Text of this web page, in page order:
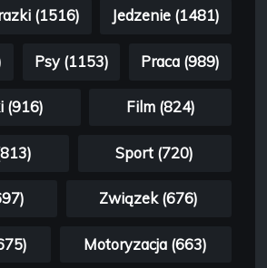
(1516) Jedzenie (1481)
Psy (1153) Praca (989)
(916) Film (824)
Sport (720)
Związek (676)
Motoryzacja (663)